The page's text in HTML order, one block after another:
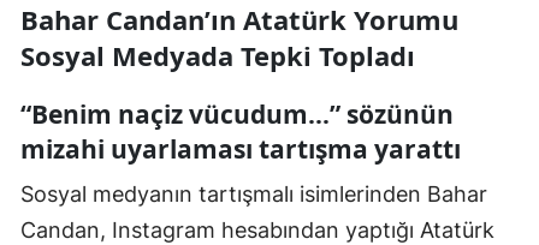
Bahar Candan’ın Atatürk Yorumu
Sosyal Medyada Tepki Topladı
“Benim naçiz vücudum…” sözünün
mizahi uyarlaması tartışma yarattı
Sosyal medyanın tartışmalı isimlerinden Bahar
Candan, Instagram hesabından yaptığı Atatürk